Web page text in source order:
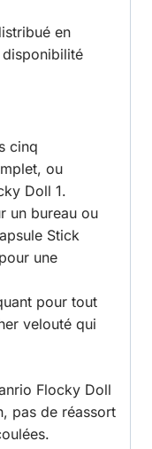
en
cinq
ou
Doll 1.
un bureau ou
Stick
une
pour tout
velouté qui
Flocky Doll
pas de réassort